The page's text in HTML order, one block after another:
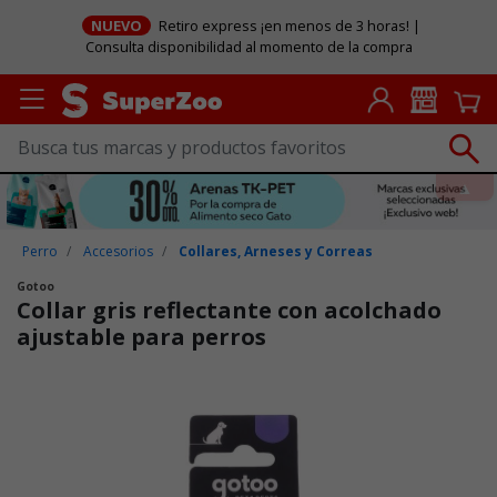
NUEVO
Retiro express ¡en menos de 3 horas! |
Consulta disponibilidad al momento de la compra
Perro Accesorios Collares, Arneses y Correas
Gotoo
Collar gris reflectante con acolchado
ajustable para perros